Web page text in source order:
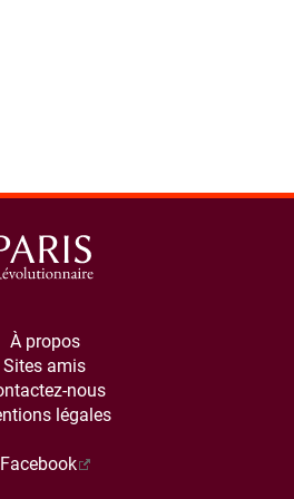
À propos
Sites amis
nous
légales
Facebook